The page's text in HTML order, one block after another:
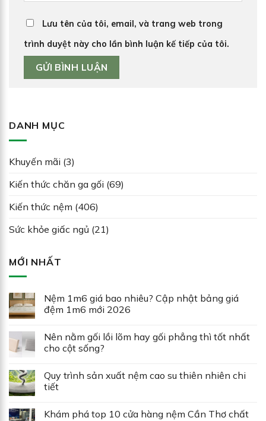
Lưu tên của tôi, email, và trang web trong
trình duyệt này cho lần bình luận kế tiếp của tôi.
DANH MỤC
Khuyến mãi (3)
Kiến thức chăn ga gối (69)
Kiến thức nệm (406)
Sức khỏe giấc ngủ (21)
MỚI NHẤT
Nệm 1m6 giá bao nhiêu? Cập nhật bảng giá
đệm 1m6 mới 2026
Nên nằm gối lồi lõm hay gối phẳng thì tốt nhất
cho cột sống?
Quy trình sản xuất nệm cao su thiên nhiên chi
tiết
Khám phá top 10 cửa hàng nệm Cần Thơ chất